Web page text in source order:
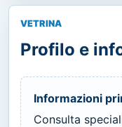
VETRINA
Profilo e
Informazioni
Consulta